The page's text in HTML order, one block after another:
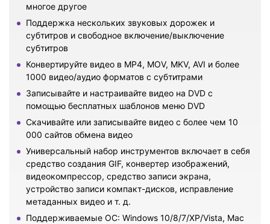
многое другое
Поддержка нескольких звуковых дорожек и
субтитров и свободное включение/выключение
субтитров
Конвертируйте видео в MP4, MOV, MKV, AVI и более
1000 видео/аудио форматов с субтитрами
Записывайте и настраивайте видео на DVD с
помощью бесплатных шаблонов меню DVD
Скачивайте или записывайте видео с более чем 10
000 сайтов обмена видео
Универсальный набор инструментов включает в себя
средство создания GIF, конвертер изображений,
видеокомпрессор, средство записи экрана,
устройство записи компакт-дисков, исправление
метаданных видео и т. д.
Поддерживаемые ОС: Windows 10/8/7/XP/Vista, Mac